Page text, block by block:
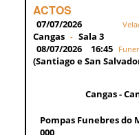
ACTOS
07/07/2026
Cangas - Sala 3
08/07/2026
16:45
(Santiago e San
Cangas -
Pompas Funebres do
000